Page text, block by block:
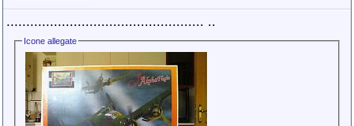
.................................................. ..
Icone allegate